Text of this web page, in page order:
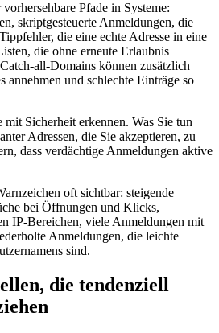
Pfade in Systeme:
skriptgesteuerte Anmeldungen, die
die eine echte Adresse in eine
die ohne erneute Erlaubnis
können zusätzlich
annehmen und schlechte Einträge so
Sicherheit erkennen. Was Sie tun
Adressen, die Sie akzeptieren, zu
dass verdächtige Anmeldungen aktive
oft sichtbar: steigende
bei Öffnungen und Klicks,
IP‑Bereichen, viele Anmeldungen mit
Anmeldungen, die leichte
sind.
die tendenziell